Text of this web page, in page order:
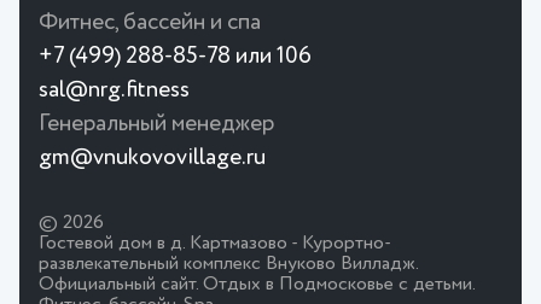
Фитнес, бассейн и спа
+7 (499) 288-85-78 или 106
sal@nrg.fitness
Генеральный менеджер
gm@vnukovovillage.ru
© 2026
Гостевой дом в д. Картмазово - Курортно-
развлекательный комплекс Внуково Вилладж.
Официальный сайт. Отдых в Подмосковье с детьми.